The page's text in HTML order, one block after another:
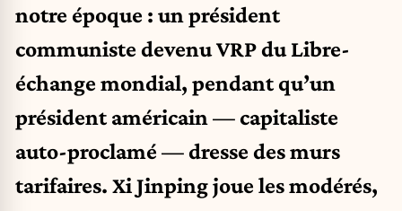
notre époque : un président
communiste devenu VRP du Libre-
échange mondial, pendant qu’un
président américain — capitaliste
auto-proclamé — dresse des murs
tarifaires. Xi Jinping joue les modérés,